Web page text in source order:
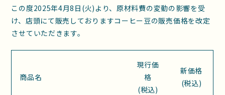
この度2025年4月8日(火)より、原材料費の変動の影響を受
け、店頭にて販売しておりますコーヒー豆の販売価格を改定
させていただきます。
商品名
現行価
格
(税込)
新価格
(税込)